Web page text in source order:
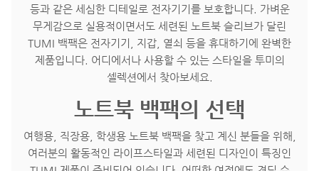
등과 같은 세심한 디테일로 전자기기를 보호합니다. 가벼운
무게감으로 실용적이면서도 세련된 노트북 슬리브가 달린
TUMI 백팩은 전자기기, 지갑, 열쇠 등을 휴대하기에 완벽한
제품입니다. 어디에서나 사용할 수 있는 스타일을 투미의
셀렉션에서 찾아보세요.
노트북 백팩의 선택
여행용, 직장용, 학생용 노트북 백팩을 찾고 계신 분들을 위해,
여러분의 활동적인 라이프스타일과 세련된 디자인이 특징인